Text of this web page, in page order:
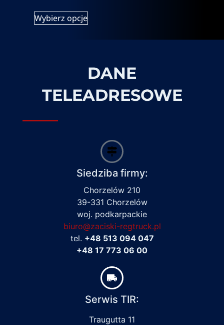
Wybierz opcje
DANE
TELEADRESOWE
Siedziba firmy:
Chorzelów 210
39-331 Chorzelów
woj. podkarpackie
biuro@zaciski-regtruck.pl
tel. +48 513 094 047
+48 17 773 06 00
Serwis TIR:
Traugutta 11